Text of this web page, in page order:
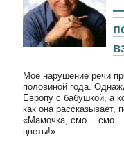
—
Мое нарушение речи
половиной года.
Европу с бабушкой, а
как она рассказывает,
«Мамочка, смо… смо...
цветы!»